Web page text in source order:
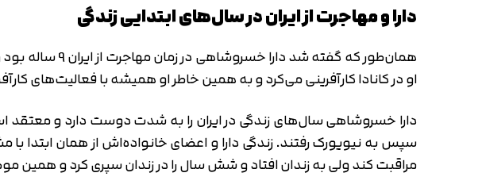
دارا و مهاجرت از ایران در سال‌های ابتدایی زندگی
همان‌طور که
او در کانادا کارآفرینی می‌کرد و به همین خاطر او همیشه با فعالیت‌های
دارا خسروشاهی سال‌های زندگی در ایران را به شدت دوست دارد و
سپس به نیویورک رفتند. زندگی دارا و اعضای خانواده‌اش از همان ابتدا
مراقبت کند ولی به زندان افتاد و شش سال را در زندان سپری کرد و همین